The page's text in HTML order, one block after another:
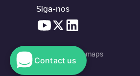
Siga-nos
© 2026 Electromaps
Contact us